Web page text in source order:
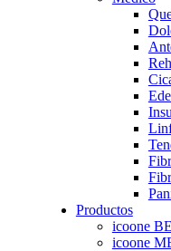
Productos
icoone
icoone